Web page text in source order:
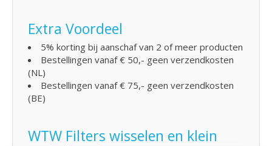
Extra Voordeel
5% korting bij aanschaf van 2 of meer producten
Bestellingen vanaf € 50,- geen verzendkosten
(NL)
Bestellingen vanaf € 75,- geen verzendkosten
(BE)
WTW Filters wisselen en klein